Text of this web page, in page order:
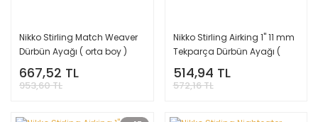
Nikko Stirling Match Weaver
Dürbün Ayağı ( orta boy )
667,52 TL
953,60 TL
Nikko Stirling Airking 1'' 11 mm
Tekparça Dürbün Ayağı (
yüksek boy )
514,94 TL
572,16 TL